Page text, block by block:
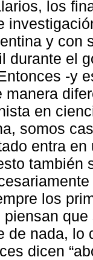
los
y con
durante el
-y
manera
en
somos
entra
también
los
de nada, lo
dicen